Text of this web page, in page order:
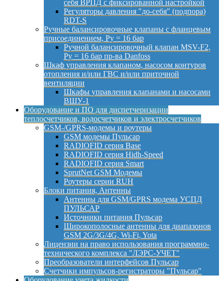
себя ВРПД с фиксированной настройкой
Регуляторы давления "до-себя" (подпора)
RDT-S
Ручные балансировочные клапаны с фланцевым
присоединением, Py = 16 бар
Ручной балансировочный клапан MSV-F2,
Py = 16 бар пр-ва Danfoss
Шкаф управления клапаном, насосом контуров
отопления и/или ГВС и/или приточной
вентиляции
Шкафы управления клапанами и насосами
ВШУ-1
Оборудование и ПО для диспетчеризации
теплосчетчиков, водосчетчиков и электросчетчиков
GSM-/GPRS-модемы и роутеры
GSM модемы Пульсар
RADIOFID серия Base
RADIOFID серия Hidh-Speed
RADIOFID серия Smart
SprutNet GSM Модемы
Роутеры серии RUH
Блоки питания, Антенны
Антенны для GSM/GPRS модема УСПД
ПУЛЬСАР
Источники питания Пульсар
Широкополосные антенны для диапазонов
GSM 2G/3G/4G, Wi-Fi, Yota
Лицензии на право использования программно-
технического комплекса "ЛЭРС-УЧЕТ"
Преобразователи интерфейсов Пульсар
Счетчики импульсов-регистраторы "Пульсар"